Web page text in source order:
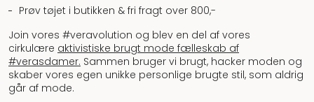
Prøv tøjet i butikken & fri fragt over 800,-
Join vores #veravolution og blev en del af vores
cirkulære aktivistiske brugt mode fælleskab af
#verasdamer. Sammen bruger vi brugt, hacker moden og
skaber vores egen unikke personlige brugte stil, som aldrig
går af mode.